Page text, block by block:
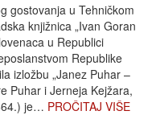
gostovanja u Tehničkom
knjižnica „Ivan Goran
u Republici
Republike
izložbu „Janez Puhar –
Puhar i Jerneja Kejžara,
je… PROČITAJ VIŠE